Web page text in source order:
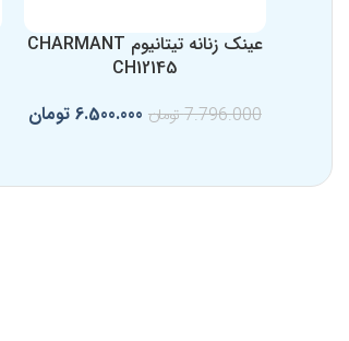
عینک زنانه تیتانیوم CHARMANT
CH12145
7.796.000تومان 6.500.000 تومان